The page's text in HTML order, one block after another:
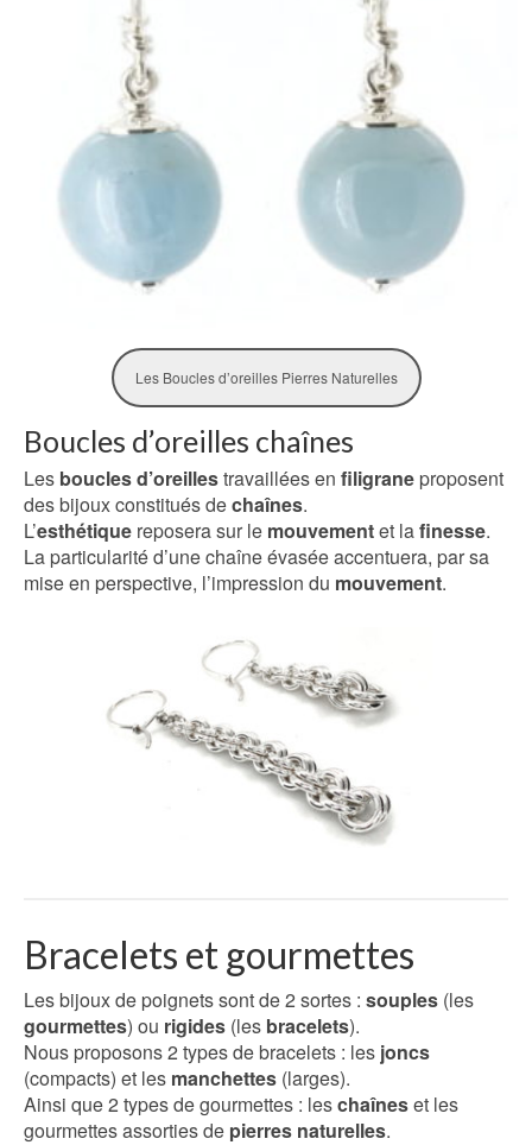
Les Boucles d’oreilles Pierres Naturelles
Boucles d’oreilles chaînes
Les boucles d’oreillestravaillées en filigrane proposent
des bijoux constitués dechaînes.
L’esthétique reposera sur le mouvementet lafinesse.
La particularité d’une chaîne évasée accentuera, par sa
mise en perspective, l’impression du mouvement.
Bracelets et gourmettes
Les bijoux de poignets sont de 2 sortes : souples (les
gourmettes) ou rigides (les bracelets).
Nous proposons 2 types de bracelets : les joncs
(compacts) et les manchettes (larges).
Ainsi que 2 types de gourmettes : leschaîneset les
gourmettes assorties de pierres naturelles.